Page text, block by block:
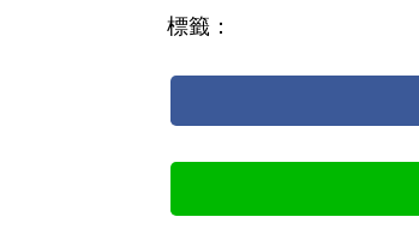
標籤：